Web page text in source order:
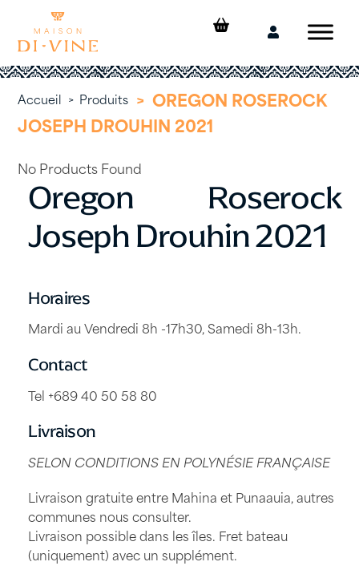
content
Mon
Accueil > Produits > OREGON ROSEROCK
JOSEPH DROUHIN 2021
Oregon Roserock
Joseph Drouhin 2021
Horaires
Mardi au Vendredi 8h -17h30, Samedi 8h-13h.
Contact
Tel +689 40 50 58 80
Livraison
SELON CONDITIONS EN POLYNÉSIE FRANÇAISE
Livraison gratuite entre Mahina et Punaauia, autres
communes nous consulter.
Livraison possible dans les îles. Fret bateau
(uniquement) avec un supplément.
No Products Found